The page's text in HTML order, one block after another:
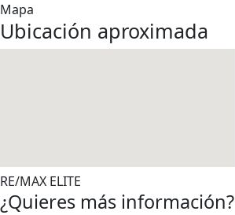
Mapa
Ubicación aproximada
RE/MAX ELITE
¿Quieres más información?